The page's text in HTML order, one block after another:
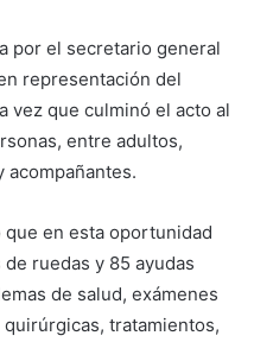
por el secretario general
representación del
vez que culminó el acto al
entre adultos,
acompañantes.
en esta oportunidad
ruedas y 85 ayudas
de salud, exámenes
tratamientos,